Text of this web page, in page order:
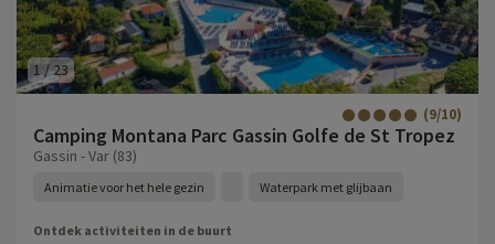
1 /23
Camping Montana Parc Gassin Golfe de St Tropez
(9/10)
Gassin - Var (83)
Animatie voor het hele gezin Waterpark met glijbaan
Ontdek activiteiten in de buurt